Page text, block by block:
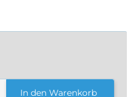
In den Warenkorb